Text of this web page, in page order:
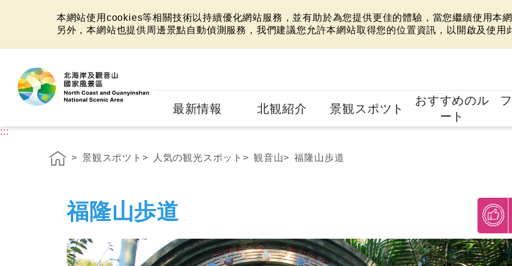
本網站使用cookies等相關技術以持續優化網站服務，並有助於為您提供更佳的體驗，當您繼續使用本
另外，本網站也提供周邊景點自動偵測服務，我們建議您允許本網站取得您的位置資訊，以開啟及使用
最新情報 北観紹介 景観スポツト
おすすめのル
ート
:::
景観スポツト 人気の観光スポット 観音山 福隆山歩道
福隆山歩道